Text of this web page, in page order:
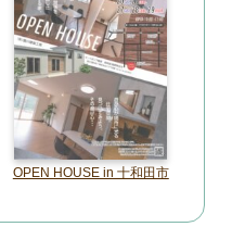
OPEN HOUSE in 十和田市